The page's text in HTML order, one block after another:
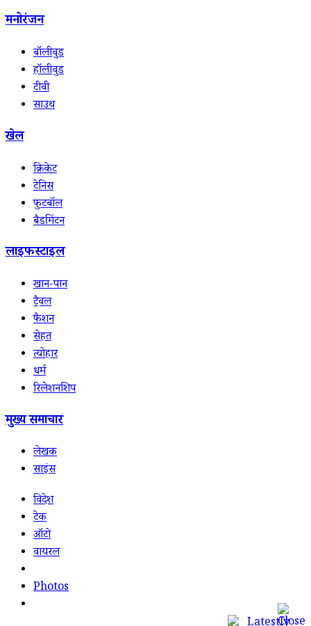
मनोरंजन
बॉलीवुड
हॉलीवुड
टीवी
साउथ
खेल
क्रिकेट
टेनिस
फुटबॉल
बैडमिंटन
लाइफस्टाइल
खान-पान
ट्रैवल
फैशन
सेहत
त्योहार
धर्म
रिलेशनशिप
मुख्य समाचार
लेखक
साइंस
विदेश
टेक
ऑटो
वायरल
Photos